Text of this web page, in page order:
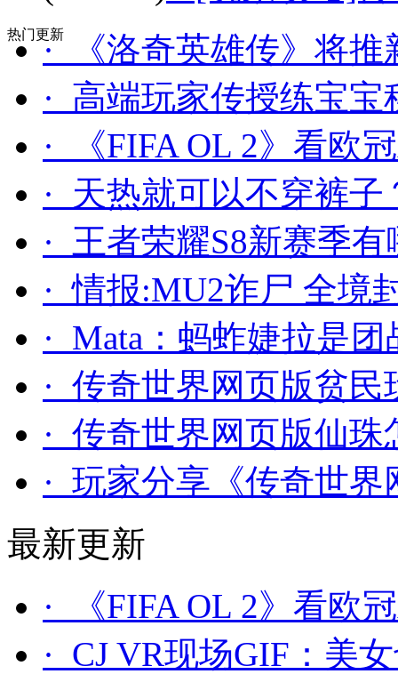
热门更新· 《洛奇英雄传》将推
· 高端玩家传授练宝宝
· 《FIFA OL 2》看欧
· 天热就可以不穿裤
· 王者荣耀S8新赛季
· 情报:MU2诈尸 全境
· Mata：蚂蚱婕拉是
· 传奇世界网页版贫
· 传奇世界网页版仙
· 玩家分享《传奇世
最新更新
· 《FIFA OL 2》看欧
· CJ VR现场GIF：美